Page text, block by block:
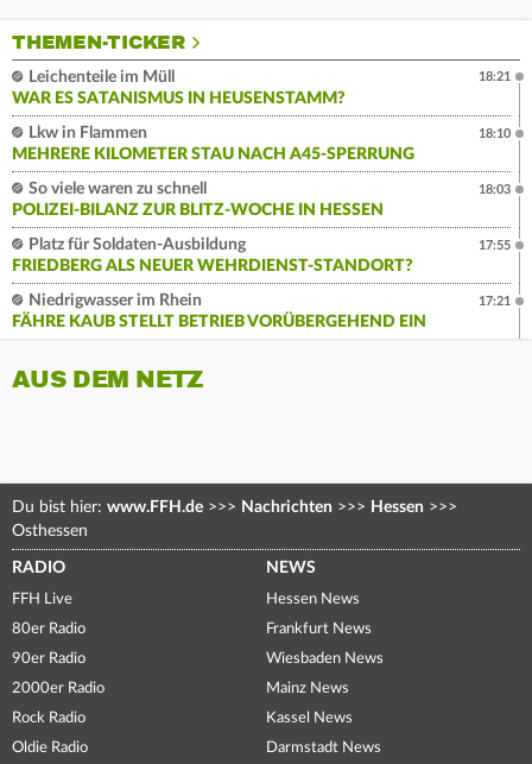
THEMEN-TICKER
Leichenteile im Müll
WAR ES SATANISMUS IN HEUSENSTAMM?
18:21
Lkw in Flammen
MEHRERE KILOMETER STAU NACH A45-SPERRUNG
18:10
So viele waren zu schnell
POLIZEI-BILANZ ZUR BLITZ-WOCHE IN HESSEN
18:03
Platz für Soldaten-Ausbildung
FRIEDBERG ALS NEUER WEHRDIENST-STANDORT?
17:55
Niedrigwasser im Rhein
FÄHRE KAUB STELLT BETRIEB VORÜBERGEHEND EIN
17:21
AUS DEM NETZ
Du bist hier: www.FFH.de >>> Nachrichten >>> Hessen >>>
Osthessen
RADIO
FFH Live
80er Radio
90er Radio
2000er Radio
Rock Radio
Oldie Radio
NEWS
Hessen News
Frankfurt News
Wiesbaden News
Mainz News
Kassel News
Darmstadt News